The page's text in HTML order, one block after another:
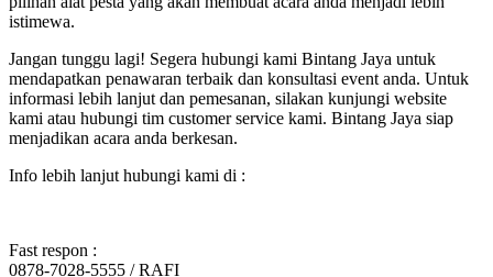
istimewa.
Jangan tunggu lagi! Segera hubungi kami Bintang Jaya untuk
mendapatkan penawaran terbaik dan konsultasi event anda. Untuk
informasi lebih lanjut dan pemesanan, silakan kunjungi website
kami atau hubungi tim customer service kami. Bintang Jaya siap
menjadikan acara anda berkesan.
Info lebih lanjut hubungi kami di :
Fast respon :
0878-7028-5555 / RAFI